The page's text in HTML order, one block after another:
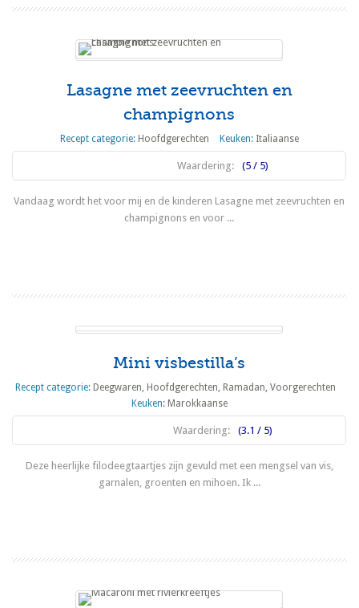
Lasagne met zeevruchten en
champignons
Recept categorie: Hoofdgerechten Keuken: Italiaanse
Waardering: (5 / 5)
Vandaag wordt het voor mij en de kinderen Lasagne met zeevruchten en
champignons en voor ...
Mini visbestilla’s
Recept categorie: Deegwaren Hoofdgerechten Ramadan Voorgerechten
Keuken: Marokkaanse
Waardering: (3.1 / 5)
Deze heerlijke filodeegtaartjes zijn gevuld met een mengsel van vis,
garnalen, groenten en mihoen. Ik ...